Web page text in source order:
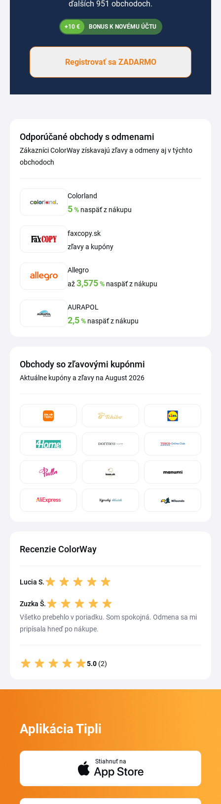
ďalších 951 obchodoch.
+10 € BONUS K NOVÉMU ÚČTU
Registrovať sa ZADARMO
Odporúčané obchody s odmenami
Zákazníci ColorWay získavajú zľavy a odmeny aj v týchto
obchodoch
Colorland
5% naspäť z nákupu
faxcopy.sk
zľavy a kupóny
Allegro
až3,575% naspäť z nákupu
AURAPOL
2,5% naspäť z nákupu
Obchody so zľavovými kupónmi
Aktuálne kupóny a zľavy na August 2026
Recenzie ColorWay
Lucia S.
Zuzka Š.
Všetko prebehlo v poriadku. Som spokojná. Odmena sa mi
pripísala hneď po nákupe.
5.0 (2)
Aplikácia Tipli
Stiahnuť na